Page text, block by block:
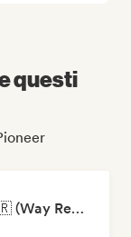
questi
RAP FRANÇAIS 2026 🔥🇫🇷 (Way Records)